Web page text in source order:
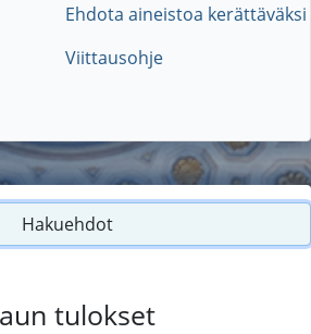
Ehdota aineistoa kerättäväksi
Viittausohje
Hakuehdot
tulokset